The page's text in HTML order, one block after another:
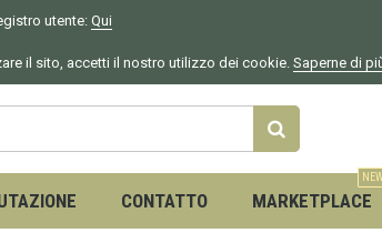
utente: Qui
il sito, accetti il nostro utilizzo dei cookie.Saperne di
CONTATTO MARKETPLACE
NEW